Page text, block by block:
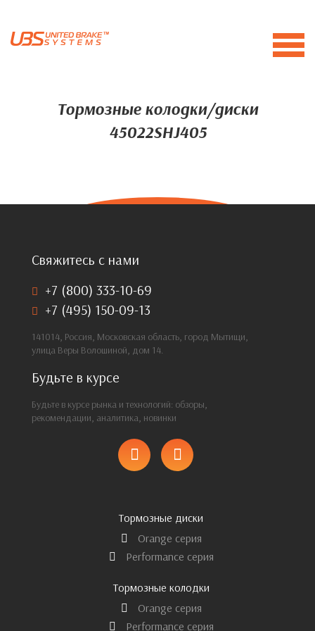
Тормозные колодки/диски
45022SHJ405
Свяжитесь с нами
+7 (800) 333-10-69
+7 (495) 150-09-13
141014, Россия, Московская область, город Мытищи,
улица Веры Волошиной, дом 14.
Будьте в курсе
Будьте в курсе рынка и технологий: обзоры,
рекомендации, аналитика, новинки
Тормозные диски
Orange серия
Performance серия
Тормозные колодки
Orange серия
Performance серия